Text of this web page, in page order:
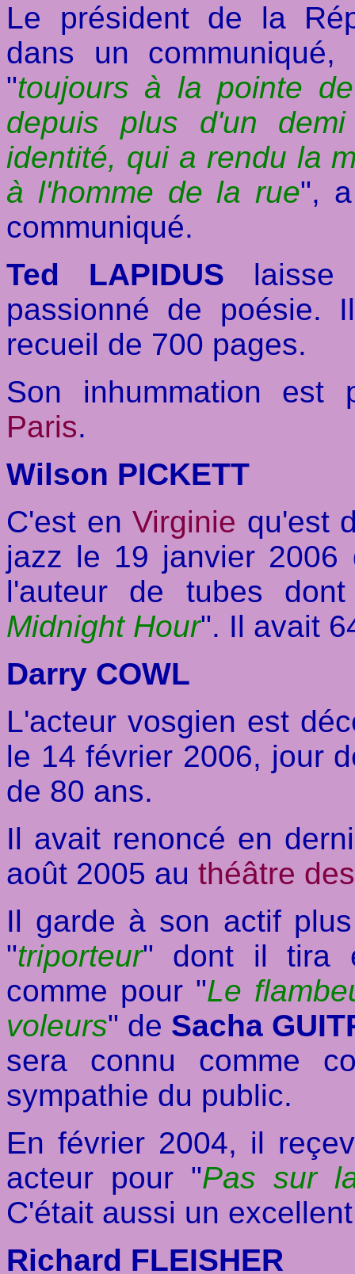
Le président de la
dans un
"toujours à la pointe
depuis plus d'un
identité, qui a rendu la
à l'homme de la rue",
communiqué.
Ted LAPIDUS laisse
passionné de poésie.
recueil de 700 pages.
Son inhummation
Paris.
Wilson PICKETT
C'est en Virginie qu'est
jazz le 19 janvier 2006
l'auteur de tubes
Midnight Hour". Il avait
Darry COWL
L'acteur vosgien est
le 14 février 2006, jour
de 80 ans.
Il avait renoncé en
août 2005 au théâtre
Il garde à son actif
"triporteur" dont il tira
comme pour "Le
voleurs" de Sacha
sera connu comme
sympathie du public.
En février 2004, il
acteur pour "Pas sur
C'était aussi un
Richard FLEISHER